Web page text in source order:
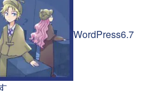
WordPress6.7